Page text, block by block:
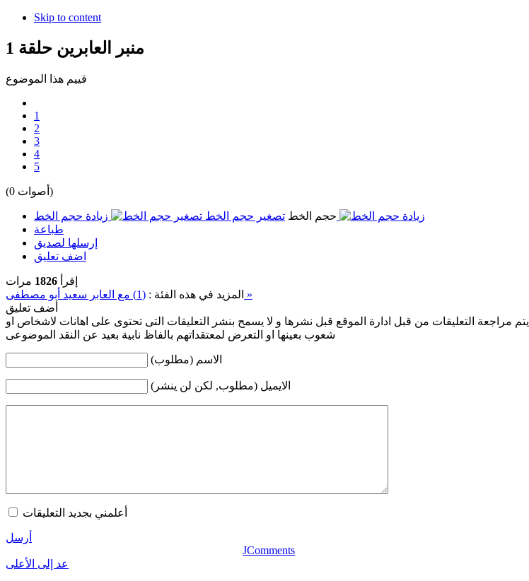
Skip to content
منبر العابرين حلقة 1
قييم هذا الموضوع
1
2
3
4
5
(0 أصوات)
حجم الخط تصغير حجم الخط
زيادة حجم الخط
طباعة
إرسلها لصديق
اضف تعليق
إقرأ 1826 مرات
المزيد في هذه الفئة : (1) مع العابر سعيد أبو مصطفى »
أضف تعليق
يتم مراجعة التعليقات من قبل ادارة الموقع قبل نشرها و لا يسمح بنشر التعليقات التى تحتوى على اهانات لاشخاص او
شعوب بعينها او التعرض لمعتقداتهم بالفاظ نابية بعيد عن النقد الموضوعى
الاسم (مطلوب)
الايميل (مطلوب, لكن لن ينشر)
أعلمني بجديد التعليقات
أرسل
JComments
عد إلى الأعلى